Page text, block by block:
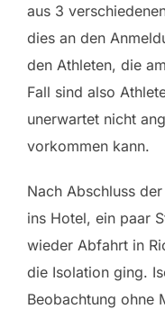
aus 3
dies an den
den Athleten, die
Fall sind also
unerwartet nicht
vorkommen kann.
Nach Abschluss
ins Hotel, ein paar
wieder Abfahrt in
die Isolation ging.
Beobachtung ohne